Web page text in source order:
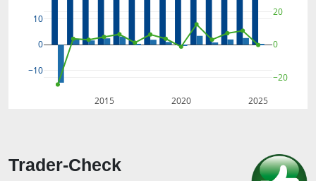
2015 2020 2025
−10
0
10
−20
0
20
Trader-Check